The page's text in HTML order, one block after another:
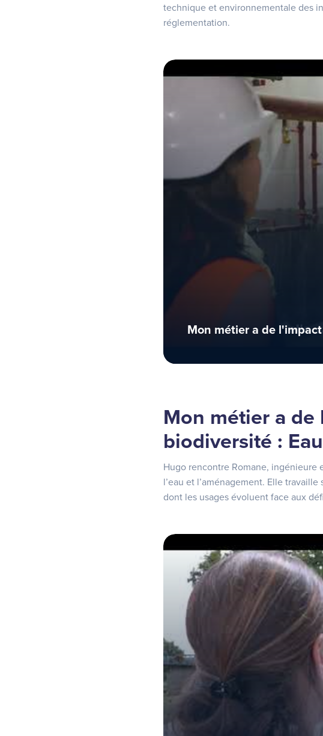
technique et environnementale des
réglementation.
Mon métier a de
Mon métier a
biodiversité :
Hugo rencontre Romane, ingénieure
l’eau et l’aménagement. Elle
dont les usages évoluent face aux